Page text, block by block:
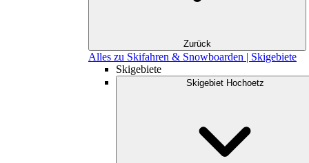
Zurück
Alles zu Skifahren & Snowboarden | Skigebiete
Skigebiete
Skigebiet Hochoetz